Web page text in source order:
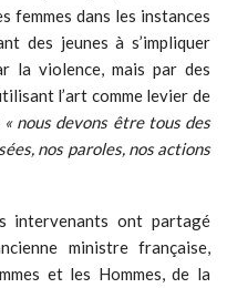
femmes dans les instances
des jeunes à s’impliquer
la violence, mais par des
l’art comme levier de
« nous devons être tous des
nos paroles, nos actions
intervenants ont partagé
ministre française,
et les Hommes, de la